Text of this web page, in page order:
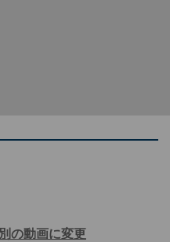
の動画に変更